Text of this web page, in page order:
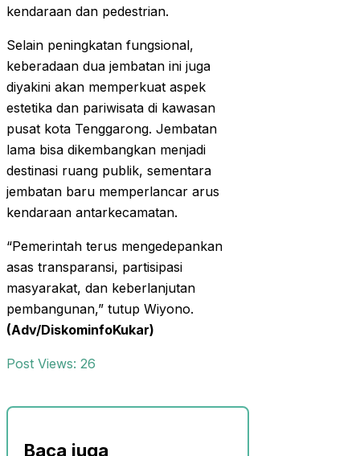
kendaraan dan pedestrian.
Selain peningkatan fungsional,
keberadaan dua jembatan ini juga
diyakini akan memperkuat aspek
estetika dan pariwisata di kawasan
pusat kota Tenggarong. Jembatan
lama bisa dikembangkan menjadi
destinasi ruang publik, sementara
jembatan baru memperlancar arus
kendaraan antarkecamatan.
“Pemerintah terus mengedepankan
asas transparansi, partisipasi
masyarakat, dan keberlanjutan
pembangunan,” tutup Wiyono.
(Adv/DiskominfoKukar)
Post Views: 26
Baca juga